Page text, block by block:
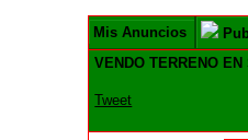
Mis Anuncios
VENDO TERRENO
Tweet